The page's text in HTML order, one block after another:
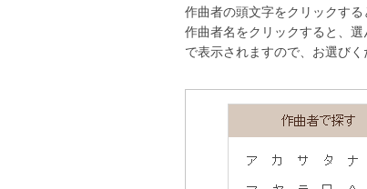
作曲者の頭文字をクリックする
作曲者名をクリックすると、
で表示されますので、お選びく